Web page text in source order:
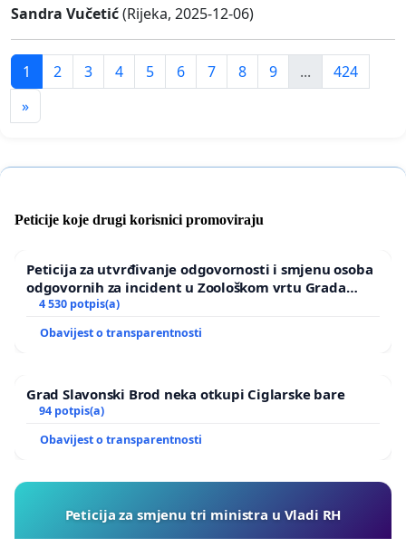
Sandra Vučetić(Rijeka, 2025-12-06)
1 2 3 4 5 6 7 8 9 ...
424
»
Peticije koje drugi korisnici promoviraju
Peticija za utvrđivanje odgovornosti i smjenu osoba
odgovornih za incident u Zoološkom vrtu Grada
Zagreba
4 530 potpis(a)
Obavijest o transparentnosti
Grad Slavonski Brod neka otkupi Ciglarske bare
94 potpis(a)
Obavijest o transparentnosti
Peticija za smjenu tri ministra u Vladi RH